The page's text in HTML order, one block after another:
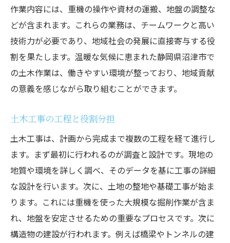
作業内容には、重機の操作や資材の運搬、地盤の調整な
どが含まれます。これらの業務は、チームワークと高い
技術力が必要であり、地域社会の発展に直接寄与する役
割を果たします。温暖な気候に恵まれた静岡県沼津市で
の土木作業は、働きやすい環境が整っており、地域貢献
の意義を感じながら取り組むことができます。
土木工事の工程と役割分担
土木工事は、計画から完成まで複数の工程を経て進行し
ます。まず最初に行われるのが調査と設計です。現地の
地質や環境を詳しく調べ、そのデータを基に工事の詳細
な設計を行います。次に、土地の整地や基礎工事が始ま
ります。これには重機を使った大規模な掘削作業が含ま
れ、地盤を安定させるための重要なプロセスです。次に
構造物の建設が行われます。例えば橋梁やトンネルの建